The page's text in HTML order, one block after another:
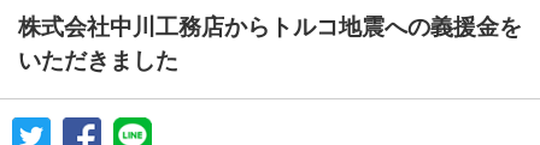
株式会社中川工務店からトルコ地震への義援金を
いただきました